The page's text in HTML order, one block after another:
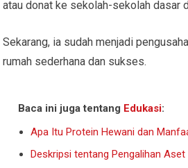
atau donat ke sekolah-sekolah dasar
Sekarang, ia sudah menjadi
rumah sederhana dan sukses.
Baca ini juga tentang Edukasi:
Apa Itu Protein Hewani dan
Deskripsi tentang Pengalihan Aset